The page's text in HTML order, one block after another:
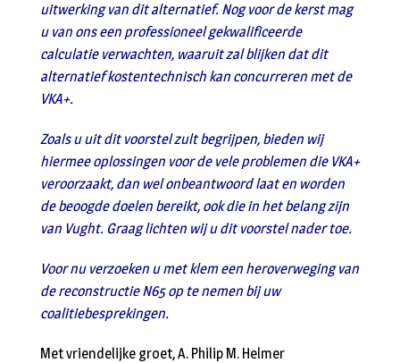
uitwerking van dit alternatief. Nog voor de kerst mag
u van ons een professioneel gekwalificeerde
calculatie verwachten, waaruit zal blijken dat dit
alternatief kostentechnisch kan concurreren met de
VKA+.
Zoals u uit dit voorstel zult begrijpen, bieden wij
hiermee oplossingen voor de vele problemen die VKA+
veroorzaakt, dan wel onbeantwoord laat en worden
de beoogde doelen bereikt, ook die in het belang zijn
van Vught. Graag lichten wij u dit voorstel nader toe.
Voor nu verzoeken u met klem een heroverweging van
de reconstructie N65 op te nemen bij uw
coalitiebesprekingen.
Met vriendelijke groet, A. Philip M. Helmer